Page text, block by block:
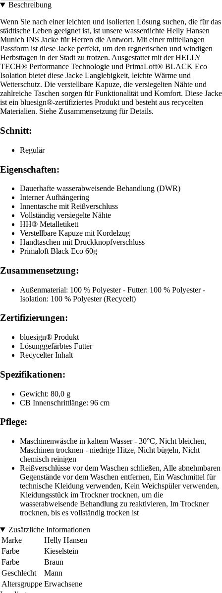
Beschreibung
Wenn Sie nach einer leichten und isolierten Lösung suchen, die für das
städtische Leben geeignet ist, ist unsere wasserdichte Helly Hansen
Munich INS Jacke für Herren die Antwort. Mit einer mittellangen
Passform ist diese Jacke perfekt, um den regnerischen und windigen
Herbsttagen in der Stadt zu trotzen. Ausgestattet mit der HELLY
TECH® Performance Technologie und PrimaLoft® BLACK Eco
Isolation bietet diese Jacke Langlebigkeit, leichte Wärme und
Wetterschutz. Die verstellbare Kapuze, die versiegelten Nähte und
zahlreiche Taschen sorgen für Funktionalität und Komfort. Diese Jacke
ist ein bluesign®-zertifiziertes Produkt und besteht aus recycelten
Materialien. Siehe Zusammensetzung für Details.
Schnitt:
Regulär
Eigenschaften:
Dauerhafte wasserabweisende Behandlung (DWR)
Interner Aufhängering
Innentasche mit Reißverschluss
Vollständig versiegelte Nähte
HH® Metalletikett
Verstellbare Kapuze mit Kordelzug
Handtaschen mit Druckknopfverschluss
Primaloft Black Eco 60g
Zusammensetzung:
Außenmaterial: 100 % Polyester - Futter: 100 % Polyester -
Isolation: 100 % Polyester (Recycelt)
Zertifizierungen:
bluesign® Produkt
Lösunggefärbtes Futter
Recycelter Inhalt
Spezifikationen:
Gewicht: 80,0 g
CB Innenschrittlänge: 96 cm
Pflege:
Maschinenwäsche in kaltem Wasser - 30°C, Nicht bleichen,
Maschinen trocknen - niedrige Hitze, Nicht bügeln, Nicht
chemisch reinigen
Reißverschlüsse vor dem Waschen schließen, Alle abnehmbaren
Gegenstände vor dem Waschen entfernen, Ein Waschmittel für
technische Kleidung verwenden, Kein Weichspüler verwenden,
Kleidungsstück im Trockner trocknen, um die
wasserabweisende Behandlung zu reaktivieren, Im Trockner
trocknen, bis es vollständig trocken ist
Zusätzliche Informationen
Marke
Helly Hansen
Farbe
Kieselstein
Farbe
Braun
Geschlecht
Mann
Altersgruppe Erwachsene